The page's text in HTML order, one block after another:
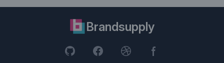
Brandsupply